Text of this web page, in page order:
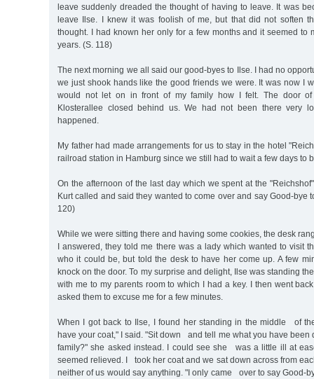
leave suddenly dreaded the thought of having to leave. It was
leave Ilse. I knew it was foolish of me, but that did not soften
thought. I had known her only for a few months and it seemed to
years. (S. 118)
The next morning we all said our good-byes to Ilse. I had no
we just shook hands like the good friends we were. It was now I
would not let on in front of my family how I felt. The door
Klosterallee closed behind us. We had not been there very
happened.
My father had made arrangements for us to stay in the hotel
railroad station in Hamburg since we still had to wait a few days to
On the afternoon of the last day which we spent at the
Kurt called and said they wanted to come over and say Good-bye
120)
While we were sitting there and having some cookies, the desk
I answered, they told me there was a lady which wanted to visit
who it could be, but told the desk to have her come up. A few
knock on the door. To my surprise and delight, Ilse was standing
with me to my parents room to which I had a key. I then went
asked them to excuse me for a few minutes.
When I got back to Ilse, I found her standing in the middle of
have your coat," I said. "Sit down and tell me what you have
family?" she asked instead. I could see she was a little ill at
seemed relieved. I took her coat and we sat down across from
neither of us would say anything. "I only came over to say Good-